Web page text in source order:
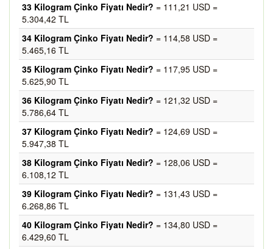
33 Kilogram Çinko Fiyatı Nedir? = 111,21 USD =
5.304,42 TL
34 Kilogram Çinko Fiyatı Nedir? = 114,58 USD =
5.465,16 TL
35 Kilogram Çinko Fiyatı Nedir? = 117,95 USD =
5.625,90 TL
36 Kilogram Çinko Fiyatı Nedir? = 121,32 USD =
5.786,64 TL
37 Kilogram Çinko Fiyatı Nedir? = 124,69 USD =
5.947,38 TL
38 Kilogram Çinko Fiyatı Nedir? = 128,06 USD =
6.108,12 TL
39 Kilogram Çinko Fiyatı Nedir? = 131,43 USD =
6.268,86 TL
40 Kilogram Çinko Fiyatı Nedir? = 134,80 USD =
6.429,60 TL